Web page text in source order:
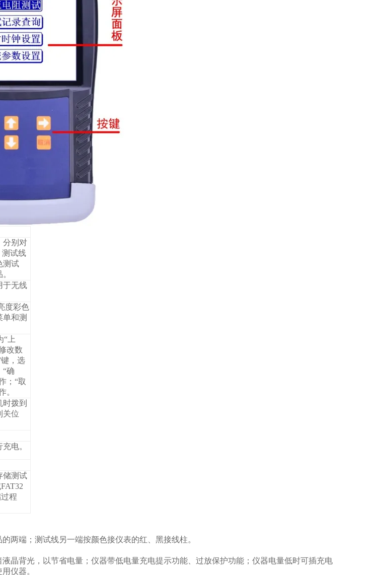
分别对
测试线
测试
于无线
度彩色
单和测
“上
改数
，选
“确
；“取
。
拨到
关位
电。
储测试
程
两端；测试线另一端按颜色接仪表的红、黑接线柱。
晶背光，以节省电量；仪器带低电量充电提示功能、过放保护功能；仪器电量低时可插充电
仪器。